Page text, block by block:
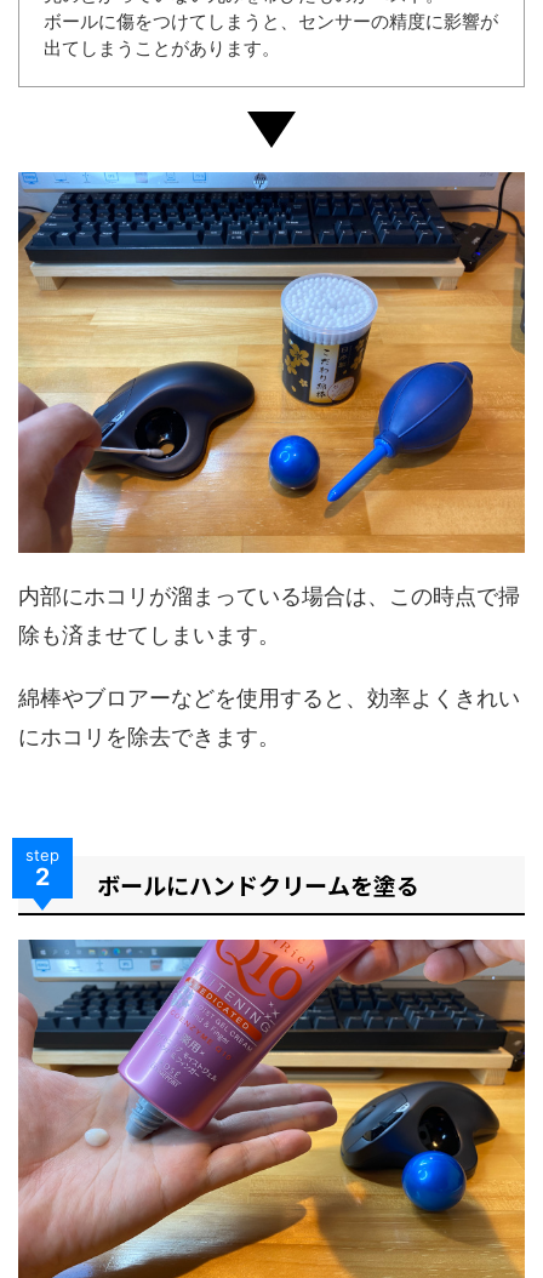
ボールに傷をつけてしまうと、センサーの精度に影響が
出てしまうことがあります。
内部にホコリが溜まっている場合は、この時点で掃
除も済ませてしまいます。
綿棒やブロアーなどを使用すると、効率よくきれい
にホコリを除去できます。
step
2 ボールにハンドクリームを塗る